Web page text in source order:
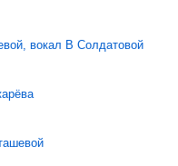
вокал В Солдатовой